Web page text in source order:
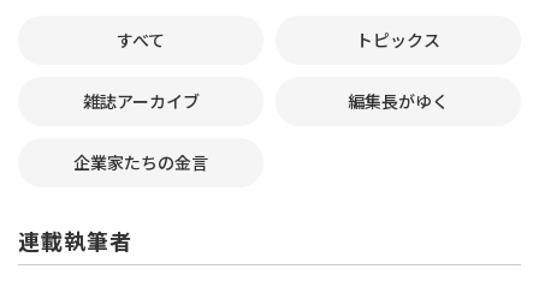
すべて トピックス
雑誌アーカイブ 編集長がゆく
企業家たちの金言
連載執筆者